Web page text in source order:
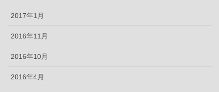
2017年1月
2016年11月
2016年10月
2016年4月